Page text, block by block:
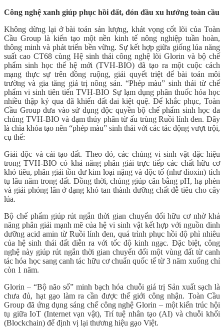
Công nghệ xanh giúp phục hồi đất, đón đầu xu hướng toàn cầu
Không dừng lại ở bài toán sản lượng, khát vọng cốt lõi của Toàn
Cầu Group là kiến tạo một nền kinh tế nông nghiệp tuần hoàn,
thông minh và phát triển bền vững. Sự kết hợp giữa giống lúa năng
suất cao CT68 cùng Hệ sinh thái công nghệ lõi Glorin và bộ chế
phẩm sinh học thế hệ mới (TVH-BIO) đã tạo ra một cuộc cách
mạng thực sự trên đồng ruộng, giải quyết triệt để bài toán môi
trường và gia tăng giá trị nông sản. “Phép màu” sinh thái từ chế
phẩm vi sinh tiên tiến TVH-BIO Sự lạm dụng phân thuốc hóa học
nhiều thập kỷ qua đã khiến đất đai kiệt quệ. Để khắc phục, Toàn
Cầu Group đưa vào sử dụng độc quyền bộ chế phẩm sinh học đa
chủng TVH-BIO và đạm thủy phân từ ấu trùng Ruồi lính đen. Đây
là chìa khóa tạo nên “phép màu” sinh thái với các tác động vượt trội,
cụ thể:
Giải độc và cải tạo đất. Theo đó, các chủng vi sinh vật đặc hiệu
trong TVH-BIO có khả năng phân giải trực tiếp các chất hữu cơ
khó tiêu, phân giải tồn dư kim loại nặng và độc tố (như dioxin) tích
tụ lâu năm trong đất. Đồng thời, chúng giúp cân bằng pH, hạ phèn
và giải phóng lân ở dạng khó tan thành dưỡng chất dễ tiêu cho cây
lúa.
Bộ chế phẩm giúp rút ngắn thời gian chuyển đổi hữu cơ nhờ khả
năng phân giải mạnh mẽ của hệ vi sinh vật kết hợp với nguồn dinh
dưỡng acid amin từ Ruồi lính đen, quá trình phục hồi độ phì nhiêu
của hệ sinh thái đất diễn ra với tốc độ kinh ngạc. Đặc biệt, công
nghệ này giúp rút ngắn thời gian chuyển đổi một vùng đất từ canh
tác hóa học sang canh tác hữu cơ chuẩn quốc tế từ 3 năm xuống chỉ
còn 1 năm.
Glorin – “Bộ não số” minh bạch hóa chuỗi giá trị Sản xuất sạch là
chưa đủ, hạt gạo làm ra cần được thế giới công nhận. Toàn Cầu
Group đã ứng dụng sáng chế công nghệ Glorin – một kiến trúc hội
tụ giữa IoT (Internet vạn vật), Trí tuệ nhân tạo (AI) và chuỗi khối
(Blockchain) để định vị lại thương hiệu gạo Việt.